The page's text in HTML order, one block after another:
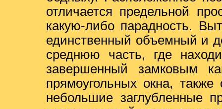
отличается предельной
какую-либо парадность.
единственный объемный и
среднюю часть, где
завершенный замковым
прямоугольных окна,
небольшие заглубленные